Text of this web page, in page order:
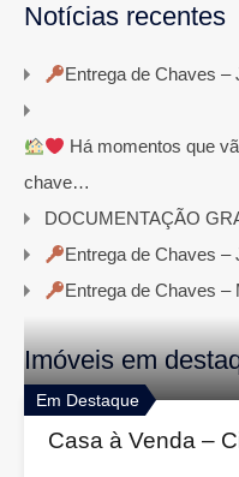
Notícias recentes
Entrega de Chaves –
Há momentos que
chave…
DOCUMENTAÇÃO
Entrega de Chaves –
Entrega de Chaves –
Imóveis em
Em Destaque
Casa à Venda –